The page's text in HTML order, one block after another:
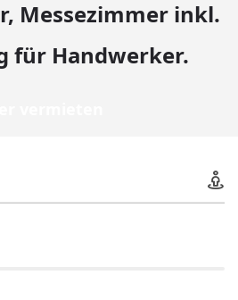
Messezimmer inkl.
für Handwerker.